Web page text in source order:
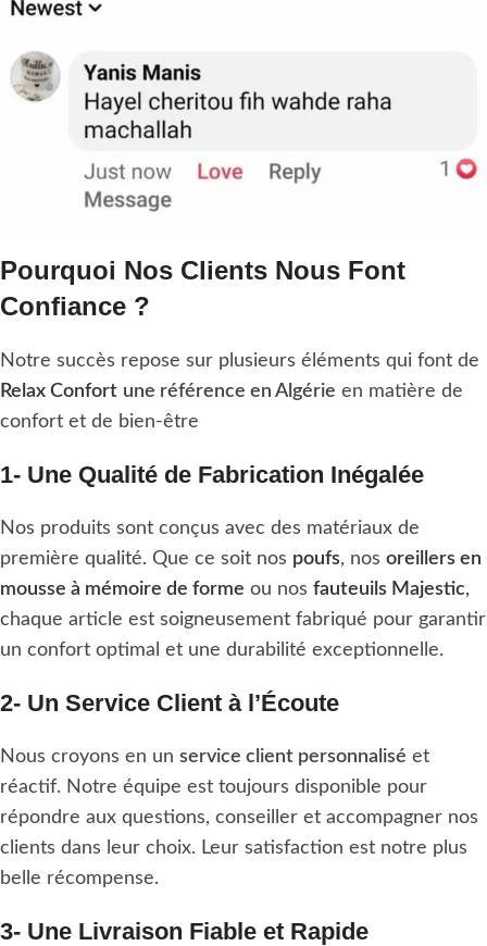
Pourquoi Nos Clients Nous Font
Confiance ?
Notre succès repose sur plusieurs éléments qui font de
Relax Confort une référence en Algérie en matière de
confort et de bien-être
1- Une Qualité de Fabrication Inégalée
Nos produits sont conçus avec des matériaux de
première qualité. Que ce soit nos poufs, nos oreillers en
mousse à mémoire de forme ou nos fauteuils Majestic,
chaque article est soigneusement fabriqué pour garantir
un confort optimal et une durabilité exceptionnelle.
2- Un Service Client à l’Écoute
Nous croyons en un service client personnalisé et
réactif. Notre équipe est toujours disponible pour
répondre aux questions, conseiller et accompagner nos
clients dans leur choix. Leur satisfaction est notre plus
belle récompense.
3- Une Livraison Fiable et Rapide